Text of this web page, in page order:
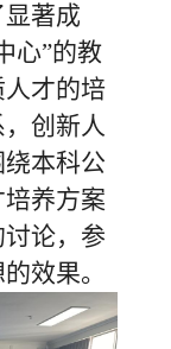
著成
心”的教
才的培
创新人
本科公
养方案
论，参
效果。